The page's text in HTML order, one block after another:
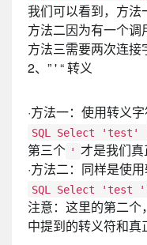
我们可以看到，方法
方法二因为有一个调
方法三需要两次连接
2、” ' “ 转义
·方法一：使用转义
SQL Select
第三个 ' 才是我们
·方法二：同样是使
SQL Select 'test
注意：这里的第二个
中提到的转义符和真